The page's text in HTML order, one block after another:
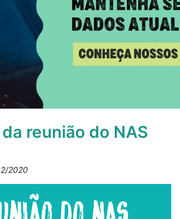
reunião do NAS
2020